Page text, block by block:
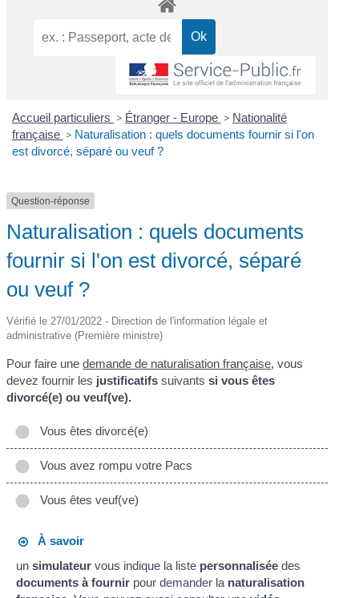
Accueil particuliers > Étranger - Europe > Nationalité
française > Naturalisation : quels documents fournir si l'on
est divorcé, séparé ou veuf ?
Question-réponse
Naturalisation : quels documents
fournir si l'on est divorcé, séparé
ou veuf ?
Vérifié le 27/01/2022 - Direction de l'information légale et
administrative (Première ministre)
Pour faire unedemande de naturalisation française, vous
devez fournir les justificatifs suivantssi vous êtes
divorcé(e) ou veuf(ve).
Vous êtes divorcé(e)
Vous avez rompu votre Pacs
Vous êtes veuf(ve)
À savoir
un simulateurvous indique la liste personnaliséedes
documents à fournirpour demander la naturalisation